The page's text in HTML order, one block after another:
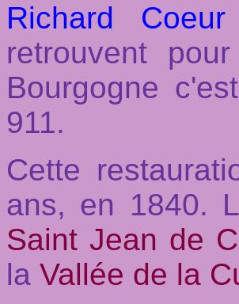
Richard
retrouvent
Bourgogne
911.
Cette
ans, en 1840.
Saint Jean de
la Vallée de la